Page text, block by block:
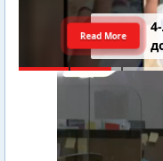
Read More